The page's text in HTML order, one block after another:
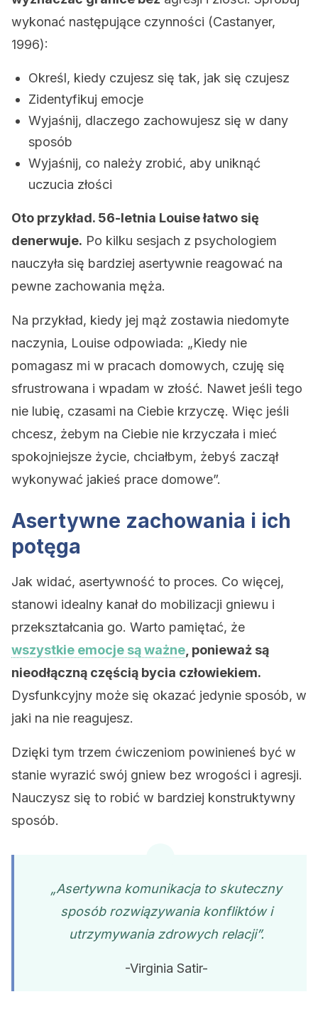
wykonać następujące czynności (Castanyer,
1996):
Określ, kiedy czujesz się tak, jak się czujesz
Zidentyfikuj emocje
Wyjaśnij, dlaczego zachowujesz się w dany
sposób
Wyjaśnij, co należy zrobić, aby uniknąć
uczucia złości
Oto przykład. 56-letnia Louise łatwo się
denerwuje. Po kilku sesjach z psychologiem
nauczyła się bardziej asertywnie reagować na
pewne zachowania męża.
Na przykład, kiedy jej mąż zostawia niedomyte
naczynia, Louise odpowiada: „Kiedy nie
pomagasz mi w pracach domowych, czuję się
sfrustrowana i wpadam w złość. Nawet jeśli tego
nie lubię, czasami na Ciebie krzyczę. Więc jeśli
chcesz, żebym na Ciebie nie krzyczała i mieć
spokojniejsze życie, chciałbym, żebyś zaczął
wykonywać jakieś prace domowe”.
Asertywne zachowania i ich
potęga
Jak widać, asertywność to proces. Co więcej,
stanowi idealny kanał do mobilizacji gniewu i
przekształcania go. Warto pamiętać, że
wszystkie emocje są ważne , ponieważ są
nieodłączną częścią bycia człowiekiem.
Dysfunkcyjny może się okazać jedynie sposób, w
jaki na nie reagujesz.
Dzięki tym trzem ćwiczeniom powinieneś być w
stanie wyrazić swój gniew bez wrogości i agresji.
Nauczysz się to robić w bardziej konstruktywny
sposób.
„Asertywna komunikacja to skuteczny
sposób rozwiązywania konfliktów i
utrzymywania zdrowych relacji”.
-Virginia Satir-